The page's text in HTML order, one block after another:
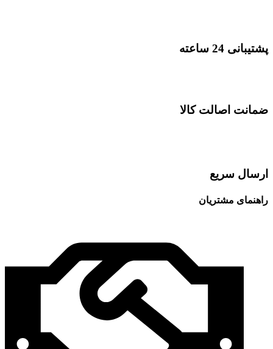
پشتیبانی 24 ساعته
ضمانت اصالت کالا
ارسال سریع
راهنمای مشتریان